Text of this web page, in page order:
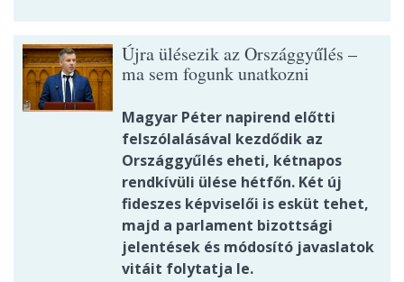
Újra ülésezik az Országgyűlés –
ma sem fogunk unatkozni
Magyar Péter napirend előtti
felszólalásával kezdődik az
Országgyűlés eheti, kétnapos
rendkívüli ülése hétfőn. Két új
fideszes képviselői is esküt tehet,
majd a parlament bizottsági
jelentések és módosító javaslatok
vitáit folytatja le.